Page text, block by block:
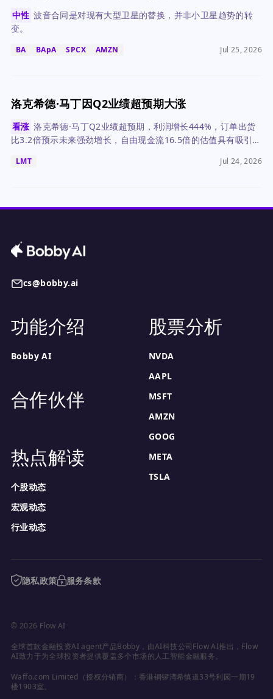
中性 波音合同是对现有大型卫星的替换，并非小卫星趋势的转
变。
BA BApA SPCX AMZN Jul 25, 2026
洛克希德·马丁因Q2业绩超预期大涨
看涨 洛克希德·马丁Q2业绩超预期，利润增长444%，订单出货
比3.2倍预示未来强劲增长，自由现金流16.5倍的估值具有吸引
LMT Jul 24, 2026
cs@bobby.ai
功能介绍
Bobby AI
合作伙伴
热点解读
个股动态
宏观动态
行业动态
股票分析
NVDA
AAPL
MSFT
AMZN
GOOG
META
TSLA
隐私政策 服务条款
© 2026 Flow AI
全球首款金融投资AI agent产品Bobby，由AI科技公司Flow AI推出，Flow
AI致力于为全球投资者提供覆盖多个市场的人工智能金融服务。
Waffo.com Limited（授权分销商）：香港铜锣湾希慎道33号利园一期19
楼1903室。